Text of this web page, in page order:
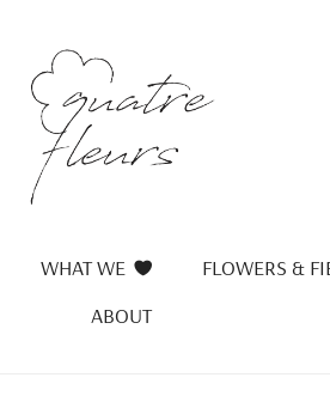
WHAT WE FLOWERS &
ABOUT